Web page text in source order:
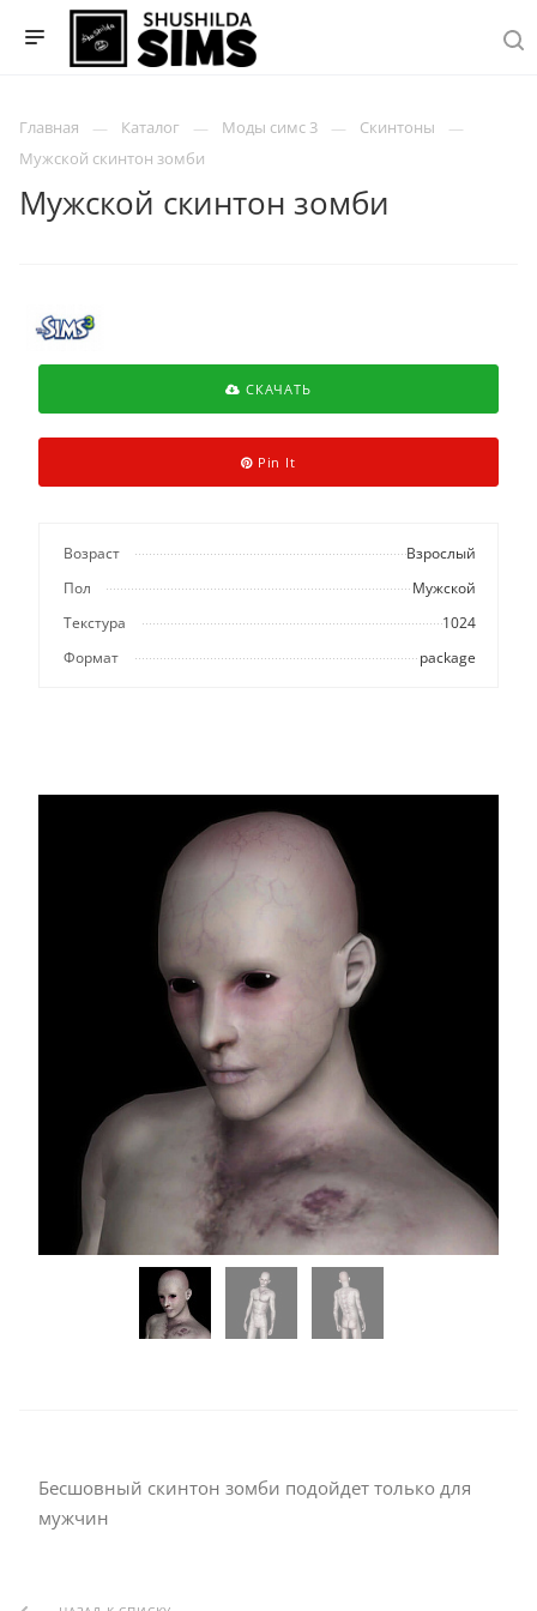
Главная Каталог Моды симс 3
Скинтоны
Мужской скинтон зомби
Мужской скинтон зомби
СКАЧАТЬ
Pin It
Возраст
Взрослый
Пол
Мужской
Текстура
1024
Формат
package
Бесшовный скинтон зомби подойдет только для
мужчин